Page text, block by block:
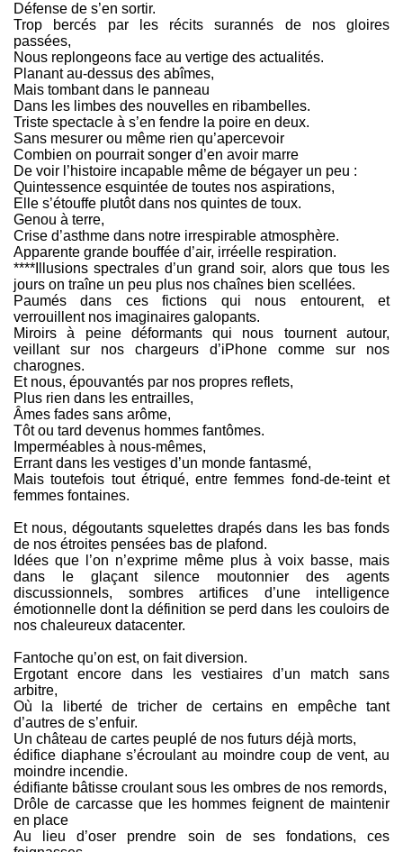
Défense de s’en sortir.
Trop bercés par les récits surannés de nos gloires
passées,
Nous replongeons face au vertige des actualités.
Planant au-dessus des abîmes,
Mais tombant dans le panneau
Dans les limbes des nouvelles en ribambelles.
Triste spectacle à s’en fendre la poire en deux.
Sans mesurer ou même rien qu’apercevoir
Combien on pourrait songer d’en avoir marre
De voir l’histoire incapable même de bégayer un peu :
Quintessence esquintée de toutes nos aspirations,
Elle s’étouffe plutôt dans nos quintes de toux.
Genou à terre,
Crise d’asthme dans notre irrespirable atmosphère.
Apparente grande bouffée d’air, irréelle respiration.
****Illusions spectrales d’un grand soir, alors que tous les
jours on traîne un peu plus nos chaînes bien scellées.
Paumés dans ces fictions qui nous entourent, et
verrouillent nos imaginaires galopants.
Miroirs à peine déformants qui nous tournent autour,
veillant sur nos chargeurs d’iPhone comme sur nos
charognes.
Et nous, épouvantés par nos propres reflets,
Plus rien dans les entrailles,
Âmes fades sans arôme,
Tôt ou tard devenus hommes fantômes.
Imperméables à nous-mêmes,
Errant dans les vestiges d’un monde fantasmé,
Mais toutefois tout étriqué, entre femmes fond-de-teint et
femmes fontaines.
Et nous, dégoutants squelettes drapés dans les bas fonds
de nos étroites pensées bas de plafond.
Idées que l’on n’exprime même plus à voix basse, mais
dans le glaçant silence moutonnier des agents
discussionnels, sombres artifices d’une intelligence
émotionnelle dont la définition se perd dans les couloirs de
nos chaleureux datacenter.
Fantoche qu’on est, on fait diversion.
Ergotant encore dans les vestiaires d’un match sans
arbitre,
Où la liberté de tricher de certains en empêche tant
d’autres de s’enfuir.
Un château de cartes peuplé de nos futurs déjà morts,
édifice diaphane s’écroulant au moindre coup de vent, au
moindre incendie.
édifiante bâtisse croulant sous les ombres de nos remords,
Drôle de carcasse que les hommes feignent de maintenir
en place
Au lieu d’oser prendre soin de ses fondations, ces